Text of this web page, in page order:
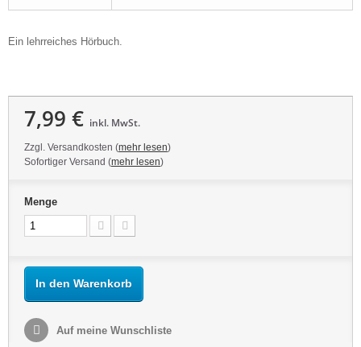
Ein lehrreiches Hörbuch.
7,99 € inkl. MwSt.
Zzgl. Versandkosten (mehr lesen)
Sofortiger Versand (mehr lesen)
Menge
In den Warenkorb
Auf meine Wunschliste